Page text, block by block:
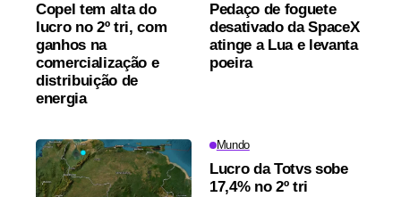
Copel tem alta do
lucro no 2º tri, com
ganhos na
comercialização e
distribuição de
energia
Pedaço de foguete
desativado da SpaceX
atinge a Lua e levanta
poeira
Mundo
Lucro da Totvs sobe
17,4% no 2º tri